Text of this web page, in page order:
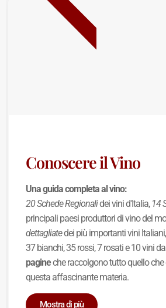
Conoscere il Vino
Una guida completa al vino:
20 Schede Regionalidei vini d'Italia, 14
principali paesi produttori di vino del
dettagliatedei più importanti vini
37 bianchi, 35 rossi, 7 rosati e 10 vini
pagineche raccolgono tutto quello che
questa affascinante materia.
Mostra di più
BEST SELLER